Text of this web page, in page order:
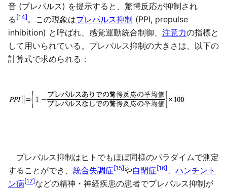
音 (プレパルス) を提示すると、驚愕反応が抑制され
る [14] 。この現象はプレパルス抑制 (PPI, prepulse
inhibition) と呼ばれ、感覚運動統合制御、 注意力の指標と
して用いられている。プレパルス抑制の大きさは、以下の
計算式で求められる：
プレパルス抑制はヒトでもほぼ同様のパラダイムで測定
することができ、 統合失調症[15]や自閉症[16]
ハンチント
ン病[17]などの精神・神経疾患の患者でプレパルス抑制が